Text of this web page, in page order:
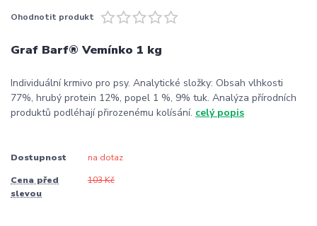
Ohodnotit produkt
Graf Barf® Vemínko 1 kg
Individuální krmivo pro psy. Analytické složky: Obsah vlhkosti
77%, hrubý protein 12%, popel 1 %, 9% tuk. Analýza přírodních
produktů podléhají přirozenému kolísání. celý popis
Dostupnost na dotaz
Cena před
slevou
103 Kč